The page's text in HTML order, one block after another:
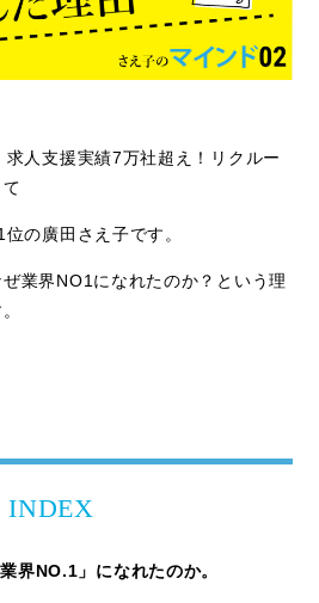
人支援実績7万社超え！リクルー
の廣田さえ子です。
業界NO1になれたのか？という理
INDEX
界NO.1」になれたのか。